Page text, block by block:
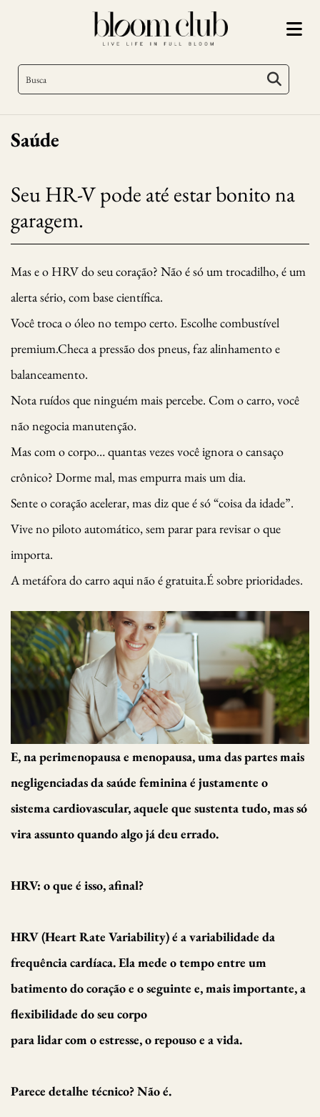
Saúde
Seu HR-V pode até estar bonito na
garagem.
Mas e o HRV do seu coração? Não é só um trocadilho, é um
alerta sério, com base científica.
Você troca o óleo no tempo certo. Escolhe combustível
premium.Checa a pressão dos pneus, faz alinhamento e
balanceamento.
Nota ruídos que ninguém mais percebe. Com o carro, você
não negocia manutenção.
Mas com o corpo… quantas vezes você ignora o cansaço
crônico? Dorme mal, mas empurra mais um dia.
Sente o coração acelerar, mas diz que é só “coisa da idade”.
Vive no piloto automático, sem parar para revisar o que
importa.
A metáfora do carro aqui não é gratuita.É sobre prioridades.
E, na perimenopausa e menopausa, uma das partes mais
negligenciadas da saúde feminina é justamente o
sistema cardiovascular, aquele que sustenta tudo, mas só
vira assunto quando algo já deu errado.
HRV: o que é isso, afinal?
HRV (Heart Rate Variability) é a variabilidade da
frequência cardíaca. Ela mede o tempo entre um
batimento do coração e o seguinte e, mais importante, a
flexibilidade do seu corpo
para lidar com o estresse, o repouso e a vida.
Parece detalhe técnico? Não é.